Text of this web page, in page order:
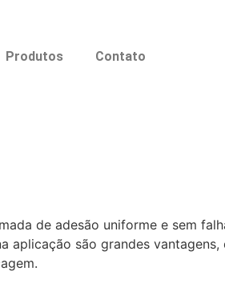
Produtos Contato
de adesão uniforme e sem
são grandes